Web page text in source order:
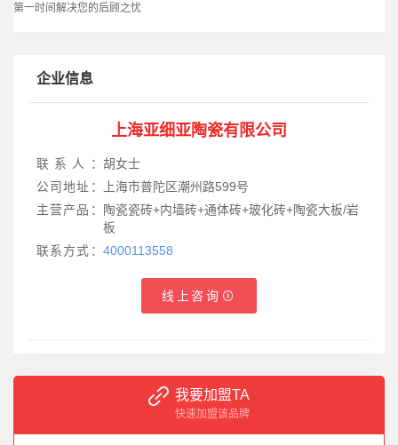
第一时间解决您的后顾之忧
企业信息
上海亚细亚陶瓷有限公司
联系人： 胡女士
公司地址：
上海市普陀区潮州路599号
主营产品：
陶瓷瓷砖+内墙砖+通体砖+玻化砖+陶瓷大板/岩
板
联系方式： 4000113558
线上咨询
我要加盟TA
快速加盟该品牌
所在区域为湖北省-老河口，请与我联系。